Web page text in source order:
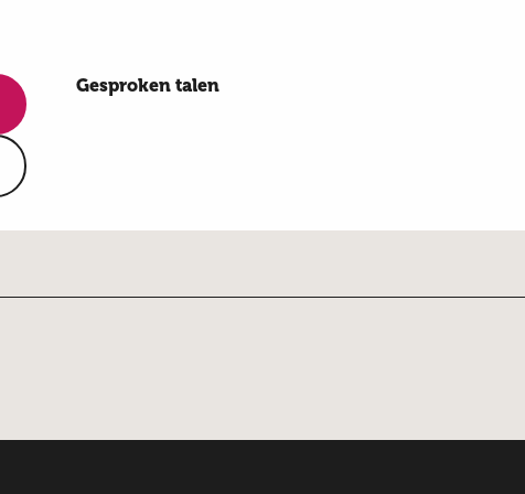
Gesproken talen
Gesproken talen